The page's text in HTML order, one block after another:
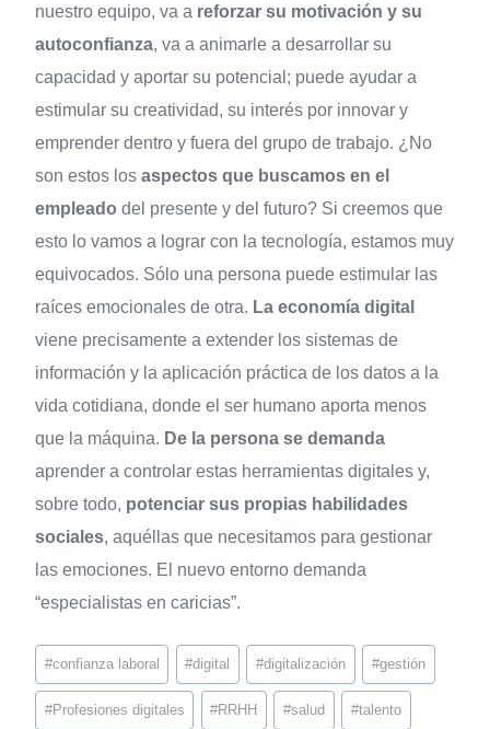
nuestro equipo, va a reforzar su motivación y su
autoconfianza, va a animarle a desarrollar su
capacidad y aportar su potencial; puede ayudar a
estimular su creatividad, su interés por innovar y
emprender dentro y fuera del grupo de trabajo. ¿No
son estos los aspectos que buscamos en el
empleado del presente y del futuro? Si creemos que
esto lo vamos a lograr con la tecnología, estamos muy
equivocados. Sólo una persona puede estimular las
raíces emocionales de otra. La economía digital
viene precisamente a extender los sistemas de
información y la aplicación práctica de los datos a la
vida cotidiana, donde el ser humano aporta menos
que la máquina. De la persona se demanda
aprender a controlar estas herramientas digitales y,
sobre todo, potenciar sus propias habilidades
sociales, aquéllas que necesitamos para gestionar
las emociones. El nuevo entorno demanda
“especialistas en caricias”.
#confianza laboral #digital #digitalización #gestión
#Profesiones digitales #RRHH #salud #talento